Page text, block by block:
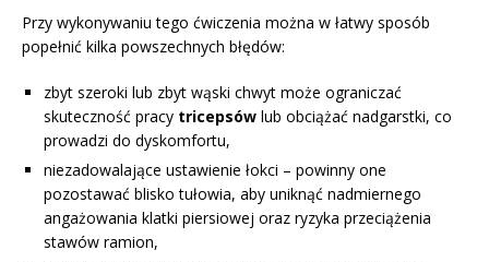
Przy wykonywaniu tego ćwiczenia można w łatwy sposób
popełnić kilka powszechnych błędów:
zbyt szeroki lub zbyt wąski chwyt może ograniczać
skuteczność pracy tricepsów lub obciążać nadgarstki, co
prowadzi do dyskomfortu,
niezadowalające ustawienie łokci – powinny one
pozostawać blisko tułowia, aby uniknąć nadmiernego
angażowania klatki piersiowej oraz ryzyka przeciążenia
stawów ramion,